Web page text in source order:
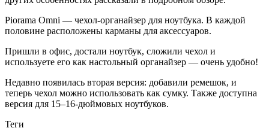
Piorama Omni — чехол-органайзер для ноутбука. В каждой
половине расположены карманы для аксессуаров.
Пришли в офис, достали ноутбук, сложили чехол и
используете его как настольный органайзер — очень удобно!
Недавно появилась вторая версия: добавили ремешок, и
теперь чехол можно использовать как сумку. Также доступна
версия для 15–16-дюймовых ноутбуков.
Теги